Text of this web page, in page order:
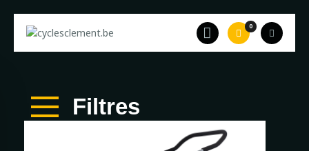
0
A propos
Equipe
Filtres